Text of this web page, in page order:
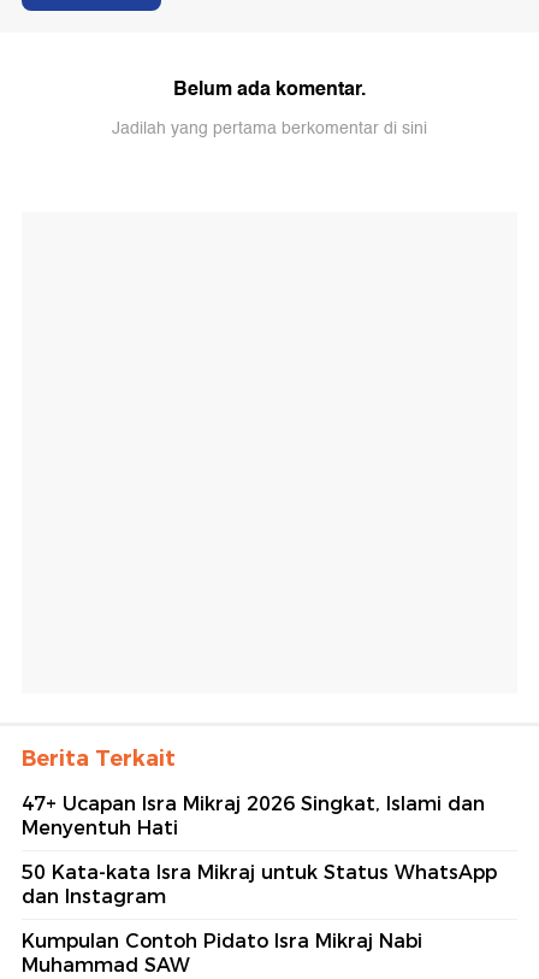
Belum ada komentar.
Jadilah yang pertama berkomentar di sini
Berita Terkait
47+ Ucapan Isra Mikraj 2026 Singkat, Islami dan
Menyentuh Hati
50 Kata-kata Isra Mikraj untuk Status WhatsApp
dan Instagram
Kumpulan Contoh Pidato Isra Mikraj Nabi
Muhammad SAW